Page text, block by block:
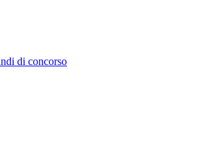
di concorso